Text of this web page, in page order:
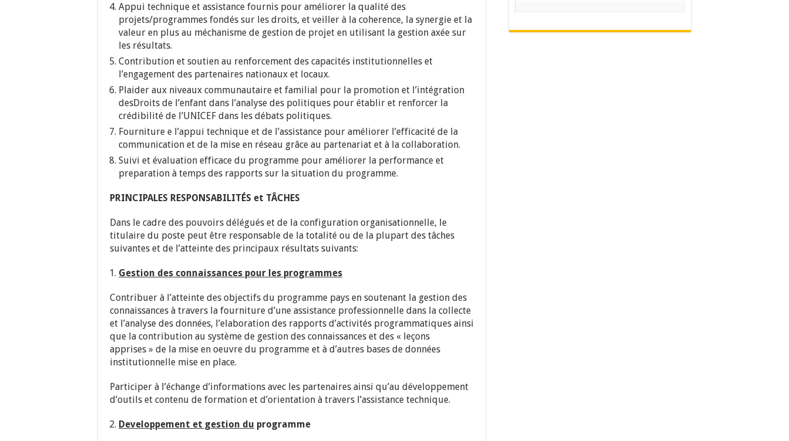
Appui technique et assistance fournis pour améliorer la qualité des
projets/programmes fondés sur les droits, et veiller à la coherence, la synergie et la
valeur en plus au méchanisme de gestion de projet en utilisant la gestion axée sur
les résultats.
Contribution et soutien au renforcement des capacités institutionnelles et
l’engagement des partenaires nationaux et locaux.
Plaider aux niveaux communautaire et familial pour la promotion et l’intégration
desDroits de l’enfant dans l’analyse des politiques pour établir et renforcer la
crédibilité de l’UNICEF dans les débats politiques.
Fourniture e l’appui technique et de l’assistance pour améliorer l’efficacité de la
communication et de la mise en réseau grâce au partenariat et à la collaboration.
Suivi et évaluation efficace du programme pour améliorer la performance et
preparation à temps des rapports sur la situation du programme.
PRINCIPALES RESPONSABILITÉS et TÂCHES
Dans le cadre des pouvoirs délégués et de la configuration organisationnelle, le
titulaire du poste peut être responsable de la totalité ou de la plupart des tâches
suivantes et de l’atteinte des principaux résultats suivants:
Gestion des connaissances pour les programmes
Contribuer à l’atteinte des objectifs du programme pays en soutenant la gestion des
connaissances à travers la fourniture d’une assistance professionnelle dans la collecte
et l’analyse des données, l’elaboration des rapports d’activités programmatiques ainsi
que la contribution au système de gestion des connaissances et des « leçons
apprises » de la mise en oeuvre du programme et à d’autres bases de données
institutionnelle mise en place.
Participer à l’échange d’informations avec les partenaires ainsi qu’au développement
d’outils et contenu de formation et d’orientation à travers l’assistance technique.
Developpement et gestion du programme